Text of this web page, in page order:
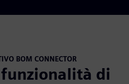
BOM CONNECTOR
di